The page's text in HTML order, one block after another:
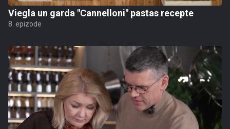
Viegla un garda "Cannelloni" pastas recepte
8. epizode